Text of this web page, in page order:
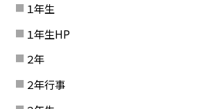
１年生
１年生HP
２年
２年行事